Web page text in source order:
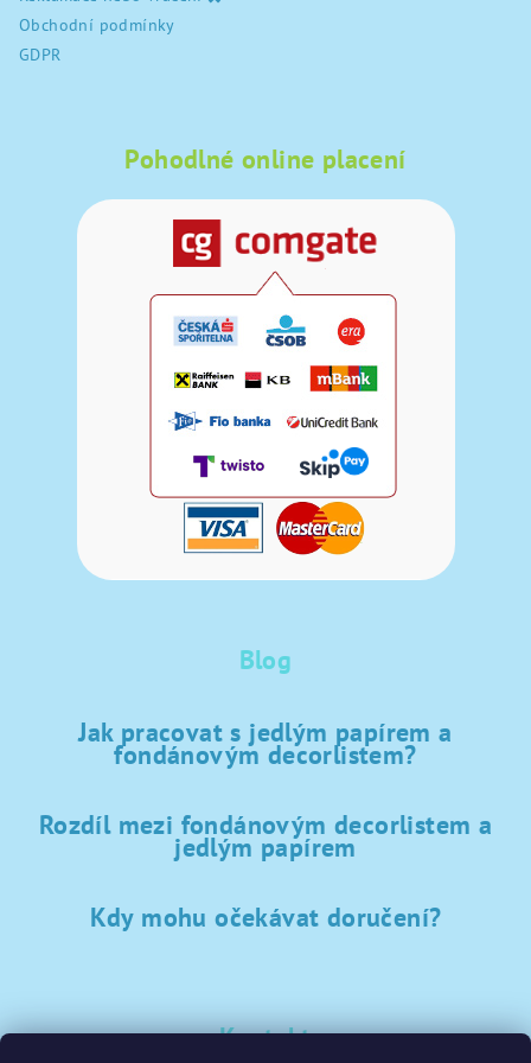
Obchodní podmínky
GDPR
Pohodlné online placení
Blog
Jak pracovat s jedlým papírem a
fondánovým decorlistem?
Rozdíl mezi fondánovým decorlistem a
jedlým papírem
Kdy mohu očekávat doručení?
Kontakt